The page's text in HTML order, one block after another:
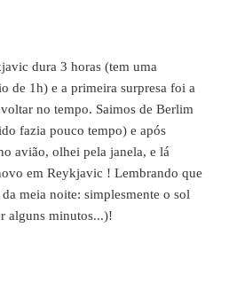
dura 3 horas (tem uma
de 1h) e a primeira surpresa foi a
no tempo. Saimos de Berlim
fazia pouco tempo) e após
avião, olhei pela janela, e lá
em Reykjavic ! Lembrando que
meia noite: simplesmente o sol
alguns minutos...)!